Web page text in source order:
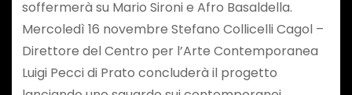
soffermerà su Mario Sironi e Afro Basaldella.
Mercoledì 16 novembre Stefano Collicelli Cagol –
Direttore del Centro per l’Arte Contemporanea
Luigi Pecci di Prato concluderà il progetto